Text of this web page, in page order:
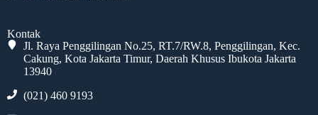
Kontak
Jl. Raya Penggilingan No.25, RT.7/RW.8, Penggilingan, Kec.
Cakung, Kota Jakarta Timur, Daerah Khusus Ibukota Jakarta
13940
(021) 460 9193